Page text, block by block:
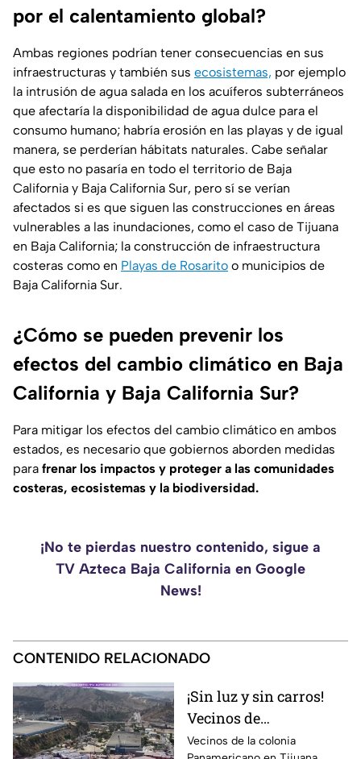
por el calentamiento global?
Ambas regiones podrían tener consecuencias en sus
infraestructuras y también sus ecosistemas, por ejemplo
la intrusión de agua salada en los acuíferos subterráneos
que afectaría la disponibilidad de agua dulce para el
consumo humano; habría erosión en las playas y de igual
manera, se perderían hábitats naturales. Cabe señalar
que esto no pasaría en todo el territorio de Baja
California y Baja California Sur, pero sí se verían
afectados si es que siguen las construcciones en áreas
vulnerables a las inundaciones, como el caso de Tijuana
en Baja California; la construcción de infraestructura
costeras como en Playas de Rosarito o municipios de
Baja California Sur.
¿Cómo se pueden prevenir los
efectos del cambio climático en Baja
California y Baja California Sur?
Para mitigar los efectos del cambio climático en ambos
estados, es necesario que gobiernos aborden medidas
para frenar los impactos y proteger a las comunidades
costeras, ecosistemas y la biodiversidad.
¡No te pierdas nuestro contenido, sigue a
TV Azteca Baja California en Google
News!
CONTENIDO RELACIONADO
¡Sin luz y sin carros!
Vecinos de
Panamericano en
Vecinos de la colonia